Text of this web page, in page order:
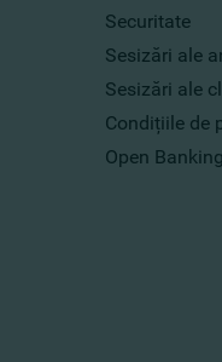
Securitate
Sesizări ale
Sesizări ale
Condițiile de
Open